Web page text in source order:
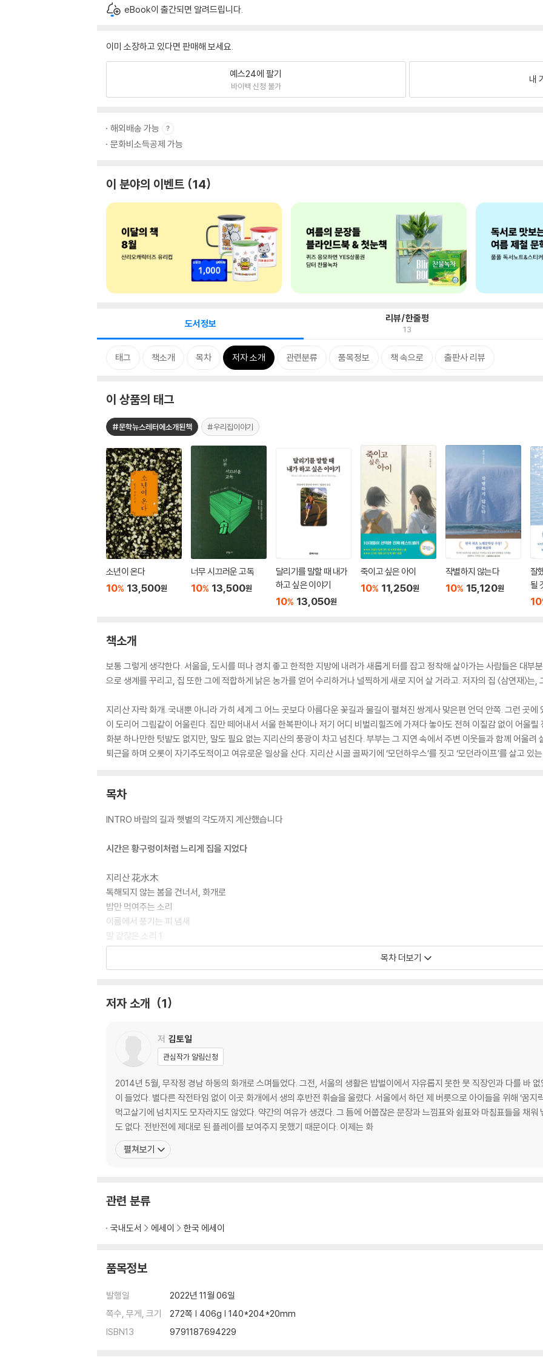
eBook이 출간되면 알려드립니다.
이미 소장하고 있다면 판매해 보세요.
예스24에 팔기
바이백 신청 불가
내
해외배송 가능
문화비소득공제 가능
이 분야의 이벤트 14
도서정보 리뷰/한줄평
13
태그 책소개 목차 저자 소개 관련분류 품목정보 책 속으로 출판사 리뷰
이 상품의 태그
#문학뉴스레터에소개된책 #우리집이야기
소년이 온다
10% 13,500원
너무 시끄러운 고독
10% 13,500원
달리기를 말할 때 내가
하고 싶은 이야기
10% 13,050원
죽이고 싶은 아이
10% 11,250원
작별하지 않는다
10% 15,120원
잘
될
트
10
책소개
보통 그렇게 생각한다. 서울을, 도시를 떠나 경치 좋고 한적한 지방에 내려가 새롭게 터를 잡고 정착해 살아가는 사람들은 대부
으로 생계를 꾸리고, 집 또한 그에 적합하게 낡은 농가를 얻어 수리하거나 널찍하게 새로 지어 살 거라고. 저자의 집 〈삼연재〉는
지리산 자락 화개. 국내뿐 아니라 가히 세계 그 어느 곳보다 아름다운 꽃길과 물길이 펼쳐진 쌍계사 맞은편 언덕 안쪽. 그런 곳
이 도리어 그림같이 어울린다. 집만 떼어내서 서울 한복판이나 저기 어디 비벌리힐즈에 가져다 놓아도 전혀 이질감 없이 어울릴
화분 하나만한 텃밭도 없지만, 말도 필요 없는 지리산의 풍광이 차고 넘친다. 부부는 그 지연 속에서 주변 이웃들과 함께 어울려
퇴근을 하며 오롯이 자기주도적이고 여유로운 일상을 산다. 지리산 시골 골짜기에 ‘모던하우스’를 짓고 ‘모던라이프’를 살고 있
목차
INTRO 바람의 길과 햇볕의 각도까지 계산했습니다
시간은 황구렁이처럼 느리게 집을 지었다
지리산 花水木
독해되지 않는 봄을 건너서, 화개로
밥만 먹여주는 소리
이름에서 풍기는 피 냄새
말 같잖은 소리 1
말 같잖은 소리 2
술에 술 탄 듯 물에 물 탄 듯
삼촌, 물 처먹고 해!
그날, 알몸의 오이는 생수 속에서
혹등고래 한 마리
소리가 보이는, 풍경이 들리는
나는 조용히 쌀을 계량해 글로 집을 짓는다
또, 아내가 출근을 시작했다
나는, 조용히, 쌀을 계량해, 글로, 집을, 짓는다
초호화 유람기
무늬 혹은 옹이
목차 더보기
저자 소개 1
저 김토일
관심작가 알림신청
2014년 5월, 무작정 경남 하동의 화개로 스며들었다. 그전, 서울의 생활은 밥벌이에서 자유롭지 못한 뭇 직장인과 다를 바
이 들었다. 별다른 작전타임 없이 이곳 화개에서 생의 후반전 휘슬을 울렸다. 서울에서 하던 제 버릇으로 아이들을 위해 ‘꿈지
먹고살기에 넘치지도 모자라지도 않았다. 약간의 여유가 생겼다. 그 틈에 어쭙잖은 문장과 느낌표와 쉼표와 마침표들을 채워
도 없다. 전반전에 제대로 된 플레이를 보여주지 못했기 때문이다. 이제는 화
펼쳐보기
관련 분류
국내도서 에세이 한국 에세이
품목정보
발행일
2022년 11월 06일
쪽수, 무게, 크기
272쪽 | 406g | 140*204*20mm
ISBN13
9791187694229